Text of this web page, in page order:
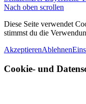
Nach oben scrollen
Diese Seite verwendet
stimmst du die
AkzeptierenAblehnen
Cookie- und